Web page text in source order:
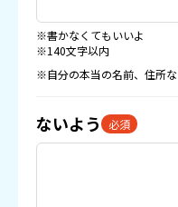
※書かなくてもいいよ
※140文字以内
※自分の本当の名前、住所
ないよう 必須